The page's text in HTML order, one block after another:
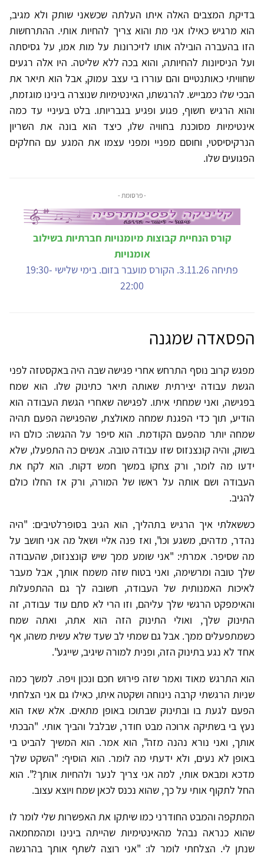
בדיקת המצבים האלה איתו העלתה שכשאני שותק ולא מגיב,
הוא מרגיש כאילו אני מת והוא צריך להחיות אותי. ההתרחשות
הזו בהעברה הובילה אותו לזיכרונות על מות אמו, על גסיסתה
ועל הניסיונות להחיותה, והוא בכה ללא שליטה. היו אלה רגעים
שחוויתי כאותנטיים והם עוררו בי עצב עמוק, אבל הוא תיאר את
הבכי שלו כמבייש. להרגשתו, האינטימיות שנוצרה בינינו מוגזמת,
והוא הרגיש חשוף, פגוע ופגיע בגבריותו. בלט בעיניי עד כמה
אינטימיות מסוכנת בחוויה שלו, כיצד הוא בונה את השריון
הנרקיסיסטי, וחוסם מפניי ומפני עצמו את המגע עם החלקים
הפגועים שלו.
- פרסומת -
קורס הנחיית קבוצות מיומנויות חברתיות בשילוב
אומנויות
פתיחה 3.11.26. הקורס מועבר בזום. בימי שלישי 19:30-
22:00
הפסאדה שמגנה
מפגש קרוב נוסף התרחש אחרי פגישה שבה היה באקסטזה לפני
הגשת עבודה יצירתית שאותה תיאר כתינוק שלו. הוא שמח
בפגישה, ואני שמחתי איתו. לפגישה שאחרי הגשת העבודה הוא
הודיע, תוך כדי הפגנת שמחה מאולצת, שהפגישה הפעם תהיה
שמחה יותר מהפעם הקודמת. הוא סיפר על ההגשה: כולם היו
בשוק, והיה קונצנזוס שזו עבודה טובה. אנשים כה התפעלו, שלא
ידעו מה לומר, ורק צחקו במשך חמש דקות. הוא לקח את
העבודה ושם אותה על ראשו של המורה, ורק אז החלו כולם
להגיב.
כששאלתי איך הרגיש בתהליך, הוא הגיב בסופרלטיבים: "היה
נהדר, מדהים, משגע וכו", ואז פנה אליי ושאל מה אני חושב על
מה שסיפר. אמרתי: "אני שומע ממך שיש קונצנזוס, שהעבודה
שלך טובה ומרשימה, ואני בטוח שזה משמח אותך, אבל מעבר
לאיכות האמנותית של העבודה, חשובה לך גם ההתפעלות
והאימפקט הרגשי שלך עליהם, וזו הרי לא סתם עוד עבודה, זה
התינוק שלך, ואולי התינוק הזה הוא אתה, ואתה שמח
כשמתפעלים ממך. אבל גם שמתי לב שעד שלא עשית משהו, אף
אחד לא נגע בתינוק הזה, ופנית למורה שיגיב, שייגע".
הוא התרגש מאוד ואמר שזה פירוש חכם ונכון ויפה. למשך כמה
שניות הרגשתי קרבה נינוחה ושקטה איתו, כאילו גם אני הצלחתי
הפעם לגעת בו ובתינוק שבתוכו באופן מתאים. אלא שאז הוא
נעץ בי בשתיקה ארוכה מבט חודר, שבלבל והביך אותי. "הבכתי
אותך, ואני נורא נהנה מזה", הוא אמר. הוא המשיך להביט בי
באופן לא נעים, ולא ידעתי מה לומר. הוא הוסיף: "השקט שלך
מדכא ומבאס אותי, למה אני צריך לנער ולהחיות אותך?". הוא
החל לתקוף אותי על כך, שהוא נכנס לכאן שמח ויוצא עצוב.
המתקפה והמבט החודרני כמו שיתקו את האפשרות שלי לומר לו
שהוא כנראה נבהל מהאינטימיות שהייתה בינינו ומהמחמאה
שנתן לי. הצלחתי לומר לו: "אני רוצה לשתף אותך בהרגשה